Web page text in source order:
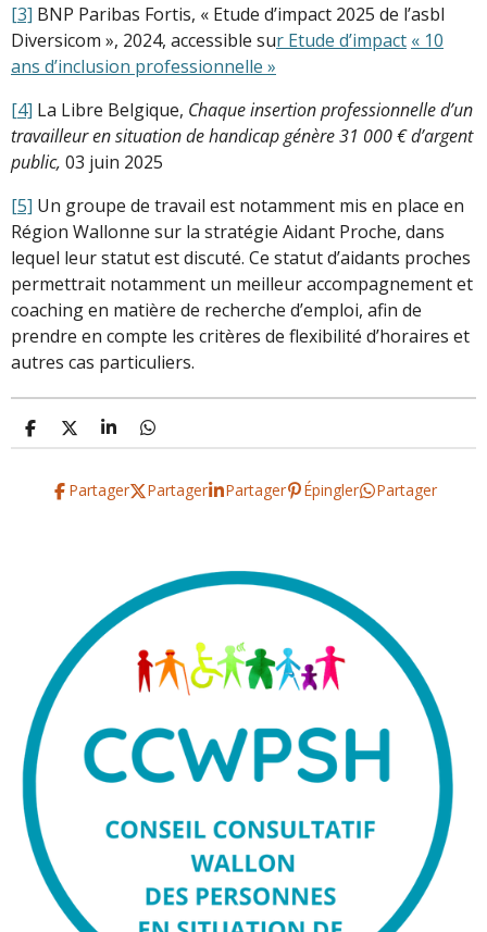
[3] BNP Paribas Fortis, « Etude d’impact 2025 de l’asbl
Diversicom », 2024, accessible sur Etude d’impact « 10
ans d’inclusion professionnelle »
[4] La Libre Belgique, Chaque insertion professionnelle d’un
travailleur en situation de handicap génère 31 000 € d’argent
public, 03 juin 2025
[5] Un groupe de travail est notamment mis en place en
Région Wallonne sur la stratégie Aidant Proche, dans
lequel leur statut est discuté. Ce statut d’aidants proches
permettrait notamment un meilleur accompagnement et
coaching en matière de recherche d’emploi, afin de
prendre en compte les critères de flexibilité d’horaires et
autres cas particuliers.
P
a
P
a
t
a
P
a
t
a
P
a
t
a
Partager Partager Partager Épingler Partager